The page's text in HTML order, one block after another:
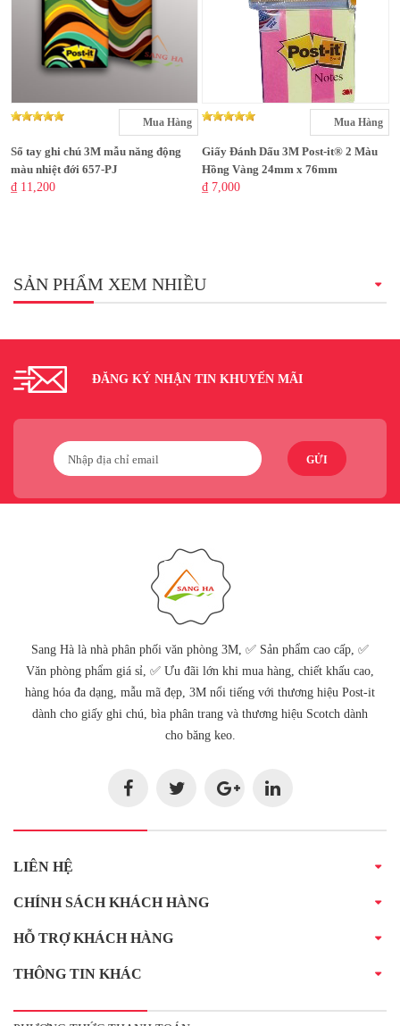
Mua Hàng
Sổ tay ghi chú 3M mẫu năng động
màu nhiệt đới 657-PJ
₫ 11,200
Mua Hàng
Giấy Đánh Dấu 3M Post-it® 2 Màu
Hồng Vàng 24mm x 76mm
₫ 7,000
SẢN PHẨM XEM NHIỀU
ĐĂNG KÝ NHẬN TIN KHUYẾN MÃI
GỬI
Sang Hà là nhà phân phối văn phòng 3M, ✅ Sản phẩm cao cấp, ✅
Văn phòng phẩm giá sỉ, ✅ Ưu đãi lớn khi mua hàng, chiết khấu cao,
hàng hóa đa dạng, mẫu mã đẹp, 3M nổi tiếng với thương hiệu Post-it
dành cho giấy ghi chú, bìa phân trang và thương hiệu Scotch dành
cho băng keo.
LIÊN HỆ
CHÍNH SÁCH KHÁCH HÀNG
HỖ TRỢ KHÁCH HÀNG
THÔNG TIN KHÁC